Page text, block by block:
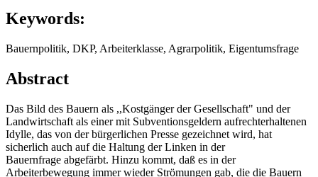
Keywords:
Bauernpolitik, DKP, Arbeiterklasse, Agrarpolitik, Eigentumsfrage
Abstract
Das Bild des Bauern als ,,Kostgänger der Gesellschaft" und der
Landwirtschaft als einer mit Subventionsgeldern aufrechterhaltenen
Idylle, das von der bürgerlichen Presse gezeichnet wird, hat
sicherlich auch auf die Haltung der Linken in der
Bauernfrage abgefärbt. Hinzu kommt, daß es in der
Arbeiterbewegung immer wieder Strömungen gab, die die Bauern